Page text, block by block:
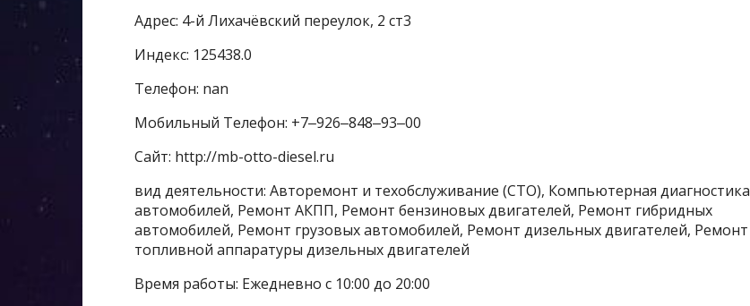
Адрес: 4-й Лихачёвский переулок, 2 ст3
Индекс: 125438.0
Телефон: nan
Мобильный Телефон: +7‒926‒848‒93‒00
Сайт: http://mb-otto-diesel.ru
вид деятельности: Авторемонт и техобслуживание (СТО), Компьютерная диагностика
автомобилей, Ремонт АКПП, Ремонт бензиновых двигателей, Ремонт гибридных
автомобилей, Ремонт грузовых автомобилей, Ремонт дизельных двигателей, Ремонт
топливной аппаратуры дизельных двигателей
Время работы: Ежедневно с 10:00 до 20:00